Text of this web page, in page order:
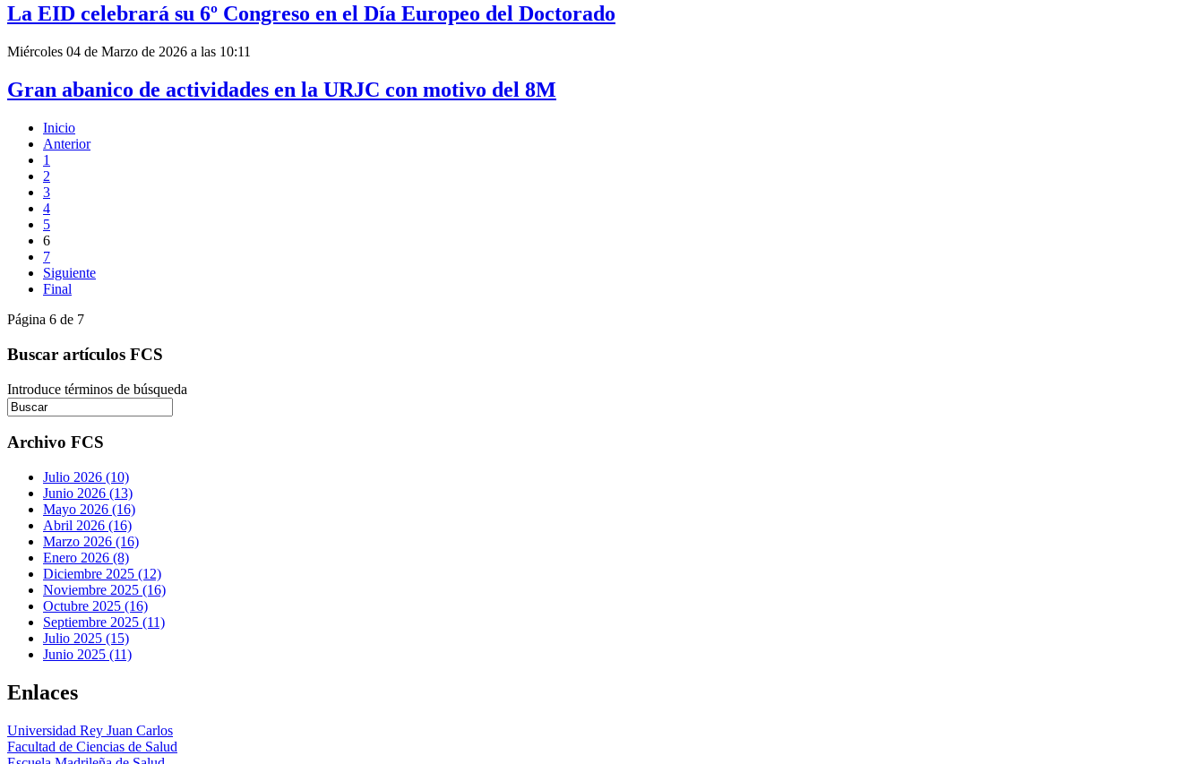
La EID celebrará su 6º Congreso en el Día Europeo del Doctorado
Miércoles 04 de Marzo de 2026 a las 10:11
Gran abanico de actividades en la URJC con motivo del 8M
Inicio
Anterior
1
2
3
4
5
6
7
Siguiente
Final
Página 6 de 7
Buscar artículos FCS
Introduce términos de búsqueda
Archivo FCS
Julio 2026 (10)
Junio 2026 (13)
Mayo 2026 (16)
Abril 2026 (16)
Marzo 2026 (16)
Enero 2026 (8)
Diciembre 2025 (12)
Noviembre 2025 (16)
Octubre 2025 (16)
Septiembre 2025 (11)
Julio 2025 (15)
Junio 2025 (11)
Enlaces
Universidad Rey Juan Carlos
Facultad de Ciencias de Salud